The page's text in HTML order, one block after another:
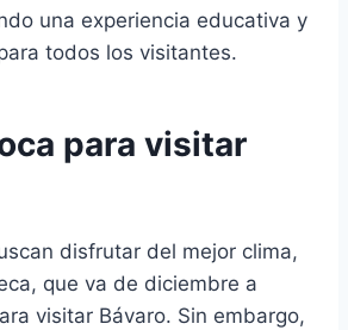
una experiencia educativa y
todos los visitantes.
para visitar
disfrutar del mejor clima,
que va de diciembre a
visitar Bávaro. Sin embargo,